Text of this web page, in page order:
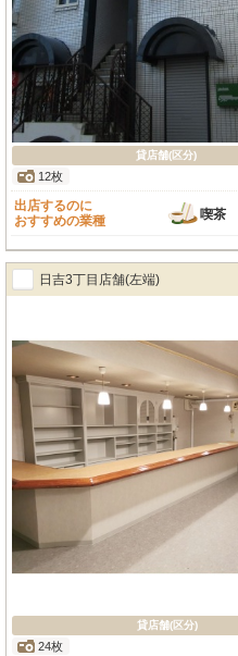
貸店舗(区分)
12枚
出店するのに
おすすめの業種
喫茶
日吉3丁目店舗(左端)
貸店舗(区分)
24枚